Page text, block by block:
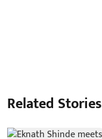
Related Stories